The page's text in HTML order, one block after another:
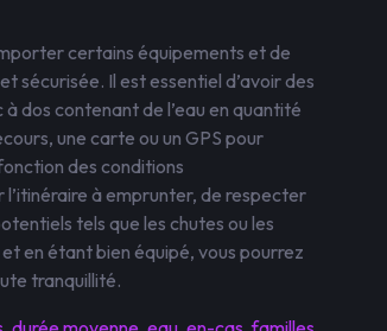
certains équipements et de
sécurisée. Il est essentiel d’avoir des
dos contenant de l’eau en quantité
une carte ou un GPS pour
des conditions
à emprunter, de respecter
tels que les chutes ou les
en étant bien équipé, vous pourrez
tranquillité.